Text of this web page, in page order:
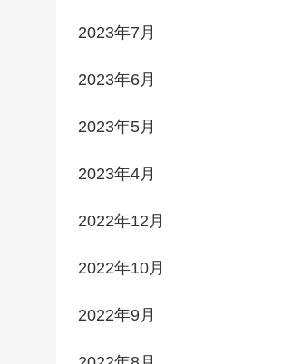
2023年7月
2023年6月
2023年5月
2023年4月
2022年12月
2022年10月
2022年9月